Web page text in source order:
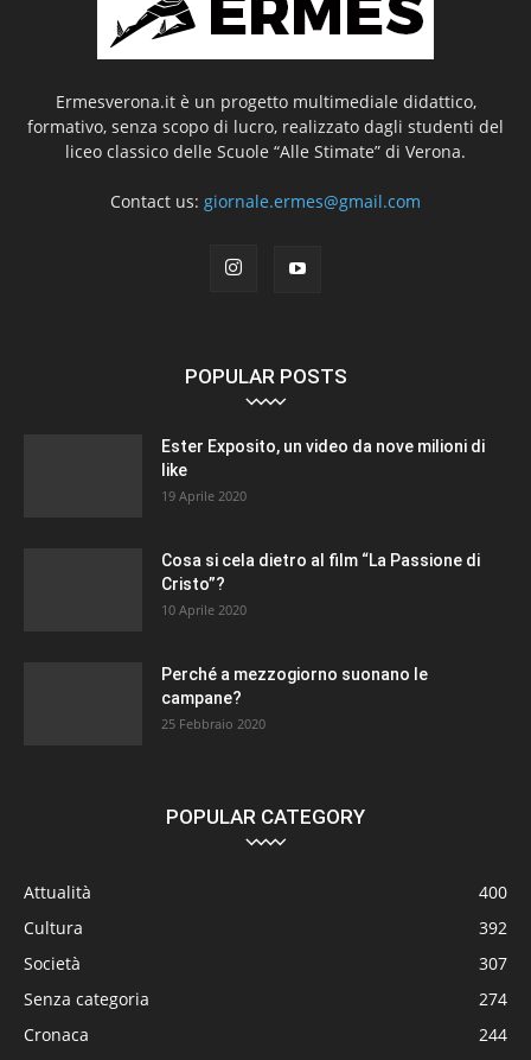
Ermesverona.it è un progetto multimediale didattico,
formativo, senza scopo di lucro, realizzato dagli studenti del
liceo classico delle Scuole “Alle Stimate” di Verona.
Contact us: giornale.ermes@gmail.com
POPULAR POSTS
Ester Exposito, un video da nove milioni di
like
19 Aprile 2020
Cosa si cela dietro al film “La Passione di
Cristo”?
10 Aprile 2020
Perché a mezzogiorno suonano le
campane?
25 Febbraio 2020
POPULAR CATEGORY
Attualità
400
Cultura
392
Società
307
Senza categoria
274
Cronaca
244